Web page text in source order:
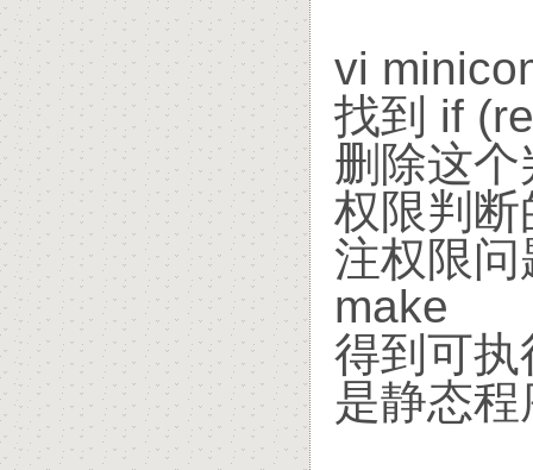
vi
找到 if
删除这
权限判
注权限
make
得到可
是静态程